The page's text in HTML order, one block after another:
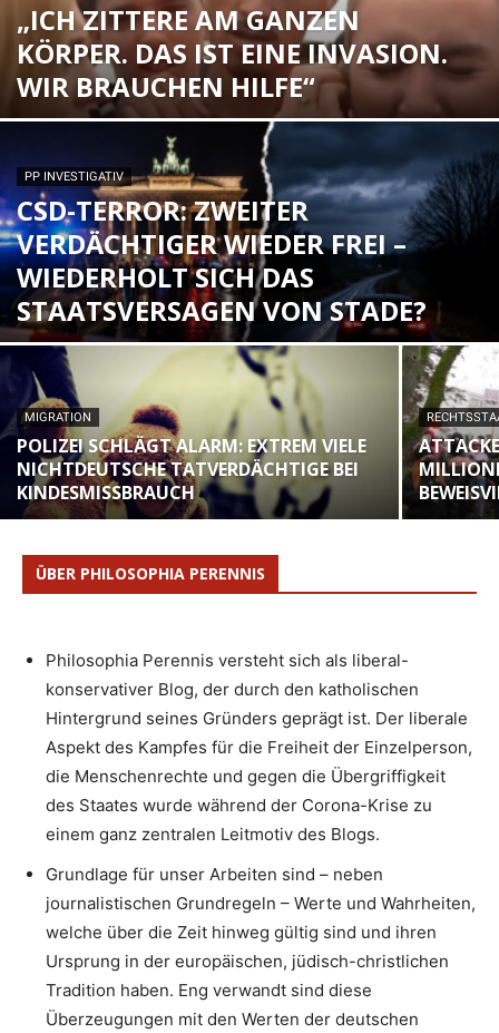
„ICH ZITTERE AM GANZEN
KÖRPER. DAS IST EINE INVASION.
WIR BRAUCHEN HILFE“
PP INVESTIGATIV
CSD-TERROR: ZWEITER
VERDÄCHTIGER WIEDER FREI –
WIEDERHOLT SICH DAS
STAATSVERSAGEN VON STADE?
MIGRATION
POLIZEI SCHLÄGT ALARM: EXTREM VIELE
NICHTDEUTSCHE TATVERDÄCHTIGE BEI
KINDESMISSBRAUCH
ÜBER PHILOSOPHIA PERENNIS
Philosophia Perennis versteht sich als liberal-
konservativer Blog, der durch den katholischen
Hintergrund seines Gründers geprägt ist. Der liberale
Aspekt des Kampfes für die Freiheit der Einzelperson,
die Menschenrechte und gegen die Übergriffigkeit
des Staates wurde während der Corona-Krise zu
einem ganz zentralen Leitmotiv des Blogs.
Grundlage für unser Arbeiten sind – neben
journalistischen Grundregeln – Werte und Wahrheiten,
welche über die Zeit hinweg gültig sind und ihren
Ursprung in der europäischen, jüdisch-christlichen
Tradition haben. Eng verwandt sind diese
Überzeugungen mit den Werten der deutschen